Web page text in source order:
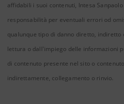
affidabili i suoi contenuti, Intesa
responsabilità per eventuali errori od
qualunque tipo di danno diretto, indiretto
lettura o dall'impiego delle informazioni
di contenuto presente nel sito o
indirettamente, collegamento o rinvio.